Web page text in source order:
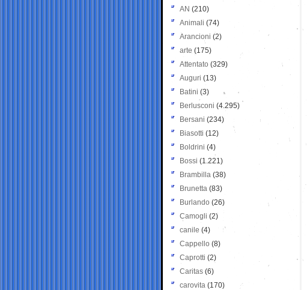
AN (210)
Animali (74)
Arancioni (2)
arte (175)
Attentato (329)
Auguri (13)
Batini (3)
Berlusconi (4.295)
Bersani (234)
Biasotti (12)
Boldrini (4)
Bossi (1.221)
Brambilla (38)
Brunetta (83)
Burlando (26)
Camogli (2)
canile (4)
Cappello (8)
Caprotti (2)
Caritas (6)
carovita (170)